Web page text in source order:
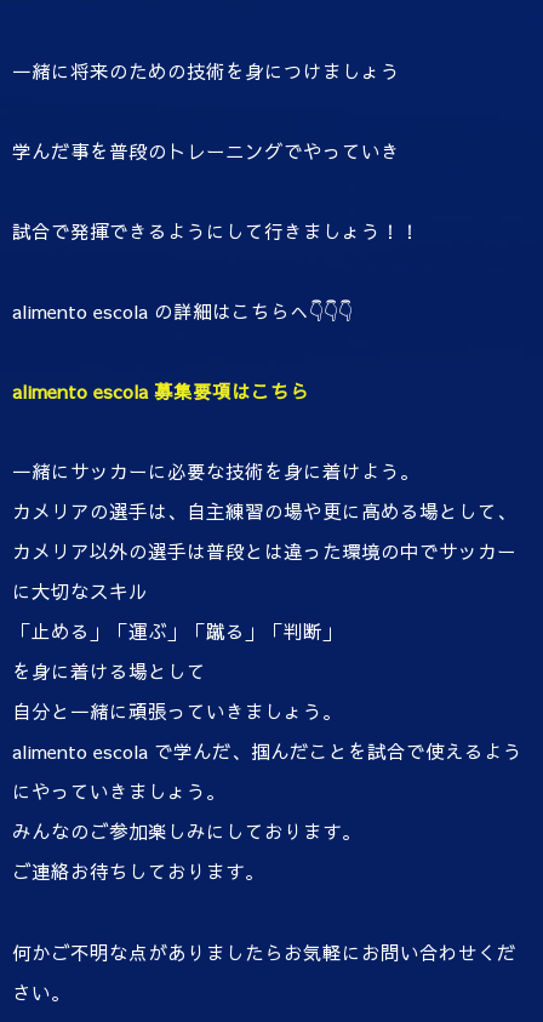
一緒に将来のための技術を身につけましょう
学んだ事を普段のトレーニングでやっていき
試合で発揮できるようにして行きましょう！！
alimento escola の詳細はこちらへ👇👇👇
alimento escola 募集要項はこちら
一緒にサッカーに必要な技術を身に着けよう。
カメリアの選手は、自主練習の場や更に高める場として、
カメリア以外の選手は普段とは違った環境の中でサッカー
に大切なスキル
「止める」「運ぶ」「蹴る」「判断」
を身に着ける場として
自分と一緒に頑張っていきましょう。
alimento escola で学んだ、掴んだことを試合で使えるよう
にやっていきましょう。
みんなのご参加楽しみにしております。
ご連絡お待ちしております。
何かご不明な点がありましたらお気軽にお問い合わせくだ
さい。